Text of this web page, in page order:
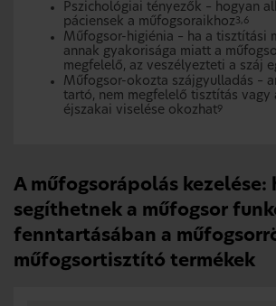
Pszichológiai tényezők – hogyan
páciensek a műfogsoraikhoz 3,6
Műfogsor-higiénia – ha a tisztítási
annak gyakorisága miatt a
megfelelő, az veszélyezteti a száj
Műfogsor-okozta szájgyulladás –
tartó, nem megfelelő tisztítás vagy
éjszakai viselése okozhat9
A műfogsorápolás kezelése:
segíthetnek a műfogsor
fenntartásában a
műfogsortisztító termékek